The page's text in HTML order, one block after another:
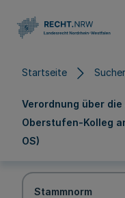
Startseite
Verordnung über
Oberstufen-Kolleg
OS)
Stammnorm